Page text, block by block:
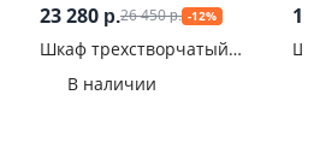
23 280 р.26 450р. -12%
Шкаф трехстворчатый
В наличии